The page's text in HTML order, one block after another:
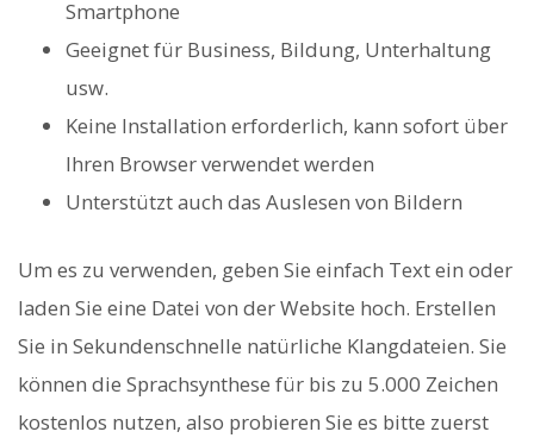
Smartphone
Geeignet für Business, Bildung, Unterhaltung
usw.
Keine Installation erforderlich, kann sofort über
Ihren Browser verwendet werden
Unterstützt auch das Auslesen von Bildern
Um es zu verwenden, geben Sie einfach Text ein oder
laden Sie eine Datei von der Website hoch. Erstellen
Sie in Sekundenschnelle natürliche Klangdateien. Sie
können die Sprachsynthese für bis zu 5.000 Zeichen
kostenlos nutzen, also probieren Sie es bitte zuerst